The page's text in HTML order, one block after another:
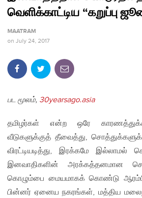
வெளிக்காட்டிய “கறுப்பு
MAATRAM
on July 24, 2017
பட மூலம், 30yearsago.asia
தமிழர்கள் என்ற ஒரே
வீடுகளுக்குத் தீவைத்து,
விரட்டியடித்து, இரக்கமே
இனவாதிகளின் அரக்கத்தனமான
கொழும்பை மையமாகக் கொண்டு
பின்னர் ஏனைய நகரங்கள், மத்திய